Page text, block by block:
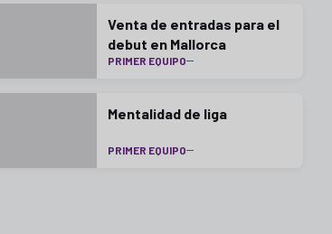
Venta de entradas para el
debut en Mallorca
PRIMER EQUIPO
Mentalidad de liga
PRIMER EQUIPO